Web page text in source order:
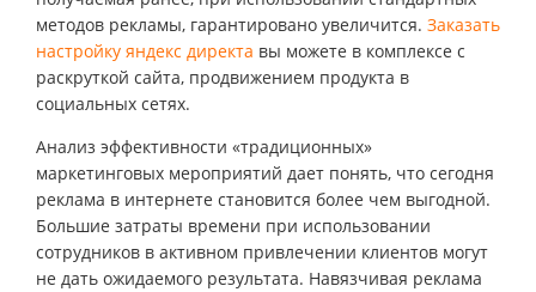
методов рекламы, гарантировано увеличится. Заказать
настройку яндекс директа вы можете в комплексе с
раскруткой сайта, продвижением продукта в
социальных сетях.
Анализ эффективности «традиционных»
маркетинговых мероприятий дает понять, что сегодня
реклама в интернете становится более чем выгодной.
Большие затраты времени при использовании
сотрудников в активном привлечении клиентов могут
не дать ожидаемого результата. Навязчивая реклама